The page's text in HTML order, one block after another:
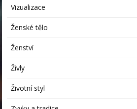
Vizualizace
Ženské tělo
Ženství
Živly
Životní styl